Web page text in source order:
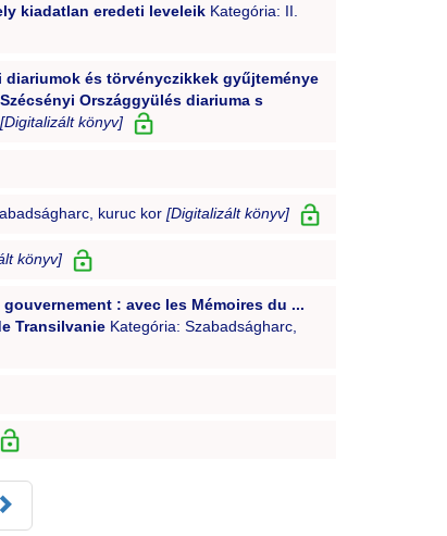
kiadatlan eredeti leveleikKategória: II.
és törvényczikkek gyűjteménye
Országgyülés diariuma s
[Digitalizált könyv]
kuruc kor [Digitalizált könyv]
könyv]
: avec les Mémoires du ...
TransilvanieKategória: Szabadságharc,